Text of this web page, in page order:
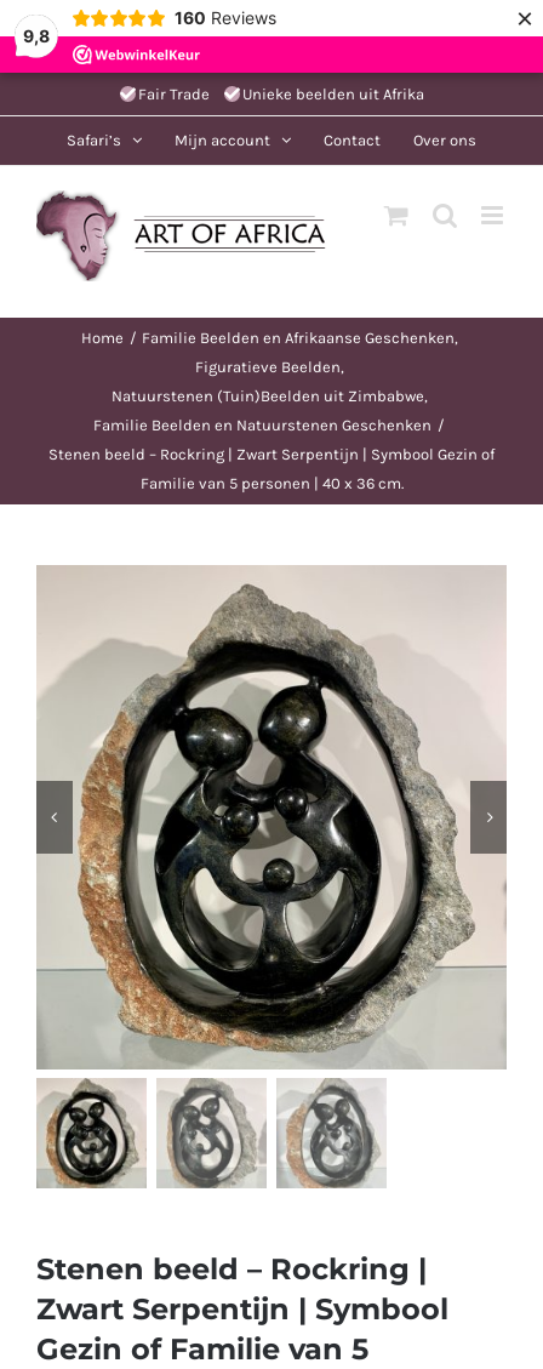
9,8
160 Reviews ×
naar
Fair Trade Unieke beelden uit Afrika
Safari’s Mijn account Contact Over ons
Home
Familie Beelden en Afrikaanse Geschenken
Figuratieve Beelden
Natuurstenen (Tuin)Beelden uit Zimbabwe
Familie Beelden en Natuurstenen Geschenken
Stenen beeld – Rockring | Zwart Serpentijn | Symbool Gezin of
Familie van 5 personen | 40 x 36 cm.
Stenen beeld – Rockring |
Zwart Serpentijn | Symbool
Gezin of Familie van 5